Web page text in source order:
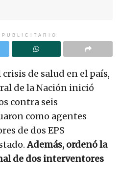
de salud en el país,
de la Nación inició
contra seis
como agentes
de dos EPS
Además, ordenó la
de dos interventores